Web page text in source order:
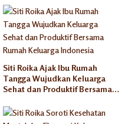
Semaran
Siti Roika Ajak Ibu Rumah
Tangga Wujudkan Keluarga
Sehat dan Produktif Bersama